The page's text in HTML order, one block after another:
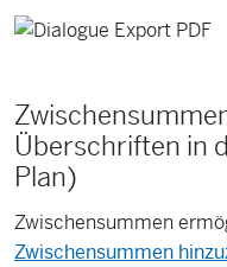
Überschriften in
Plan)
Zwischensummen
Zwischensummen